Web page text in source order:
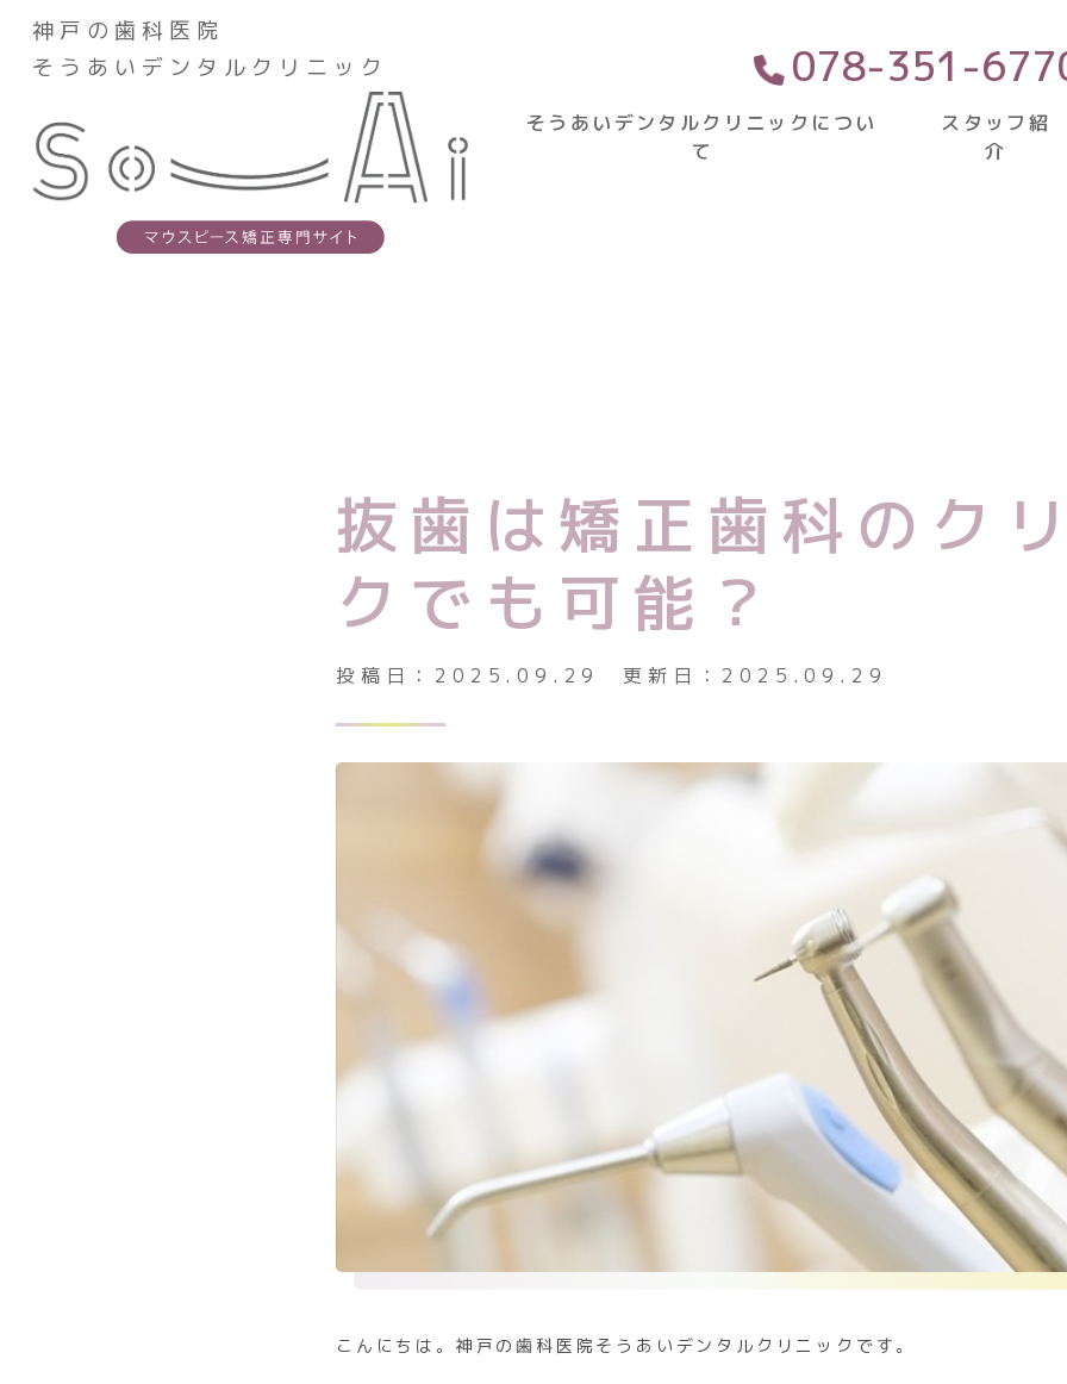
神戸の歯科医院
そうあいデンタルクリニック
078-351-
そうあいデンタルクリニックについ
て
スタッフ紹
介
神戸の歯科医院
診療時間・アクセス
矯正治療の基礎知識
保険診療における書面提示
上顎前突
下顎前突
先天性
プライバシー
抜歯は矯正歯科のク
クでも可能？
投稿日： 2025.09.29 更新日： 2025.09.29
こんにちは。神戸の歯科医院そうあいデンタルクリニックです。